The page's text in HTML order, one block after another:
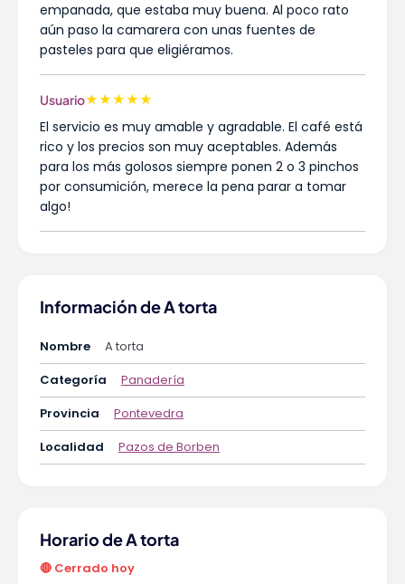
empanada, que estaba muy buena. Al poco rato
aún paso la camarera con unas fuentes de
pasteles para que eligiéramos.
Usuario★★★★★
El servicio es muy amable y agradable. El café está
rico y los precios son muy aceptables. Además
para los más golosos siempre ponen 2 o 3 pinchos
por consumición, merece la pena parar a tomar
algo!
Información de A torta
Nombre
A torta
Categoría
Panadería
Provincia
Pontevedra
Localidad
Pazos de Borben
Horario de A torta
🔴 Cerrado hoy